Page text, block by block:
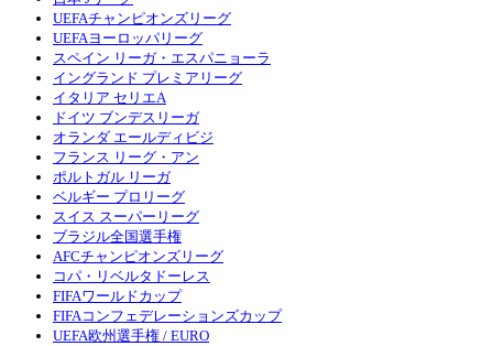
UEFAチャンピオンズリーグ
UEFAヨーロッパリーグ
スペイン リーガ・エスパニョーラ
イングランド プレミアリーグ
イタリア セリエA
ドイツ ブンデスリーガ
オランダ エールディビジ
フランス リーグ・アン
ポルトガル リーガ
ベルギー プロリーグ
スイス スーパーリーグ
ブラジル全国選手権
AFCチャンピオンズリーグ
コパ・リベルタドーレス
FIFAワールドカップ
FIFAコンフェデレーションズカップ
UEFA欧州選手権 / EURO